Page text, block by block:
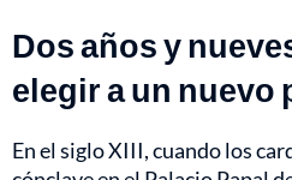
Dos años y
elegir a un nuevo
En el siglo XIII, cuando los